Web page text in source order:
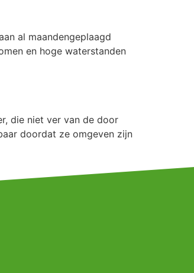
al maandengeplaagd
en hoge waterstanden
die niet ver van de door
doordat ze omgeven zijn